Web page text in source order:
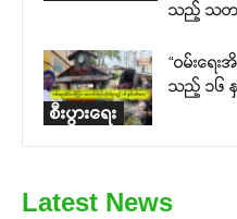
သည့် သတင်
စီးပွားရေး
“ဝမ်းရေ
သည့် ၁၆ နှ
Latest News